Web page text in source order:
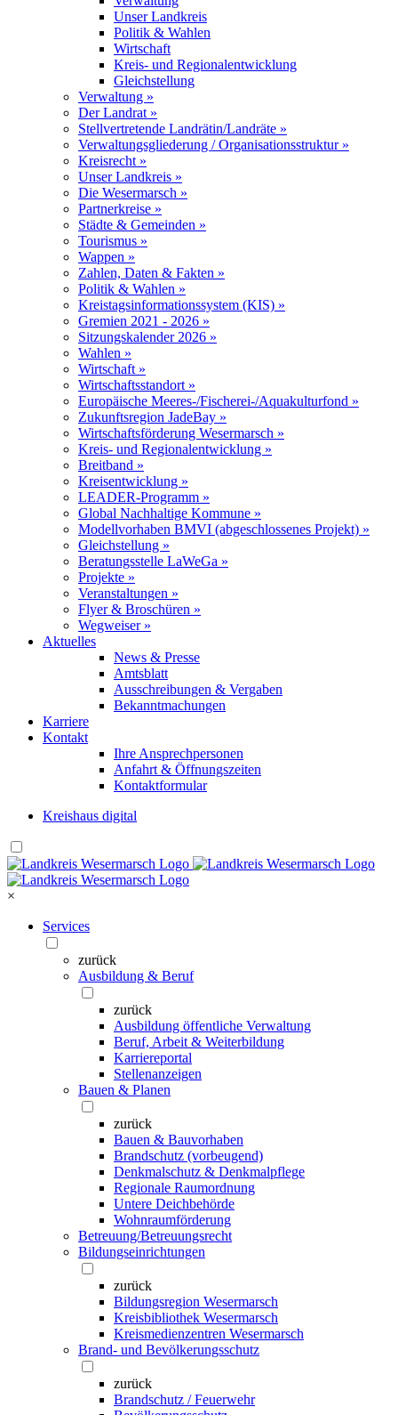
Unser Landkreis
Politik & Wahlen
Wirtschaft
Kreis- und Regionalentwicklung
Gleichstellung
Verwaltung »
Der Landrat »
Stellvertretende Landrätin/Landräte »
Verwaltungsgliederung / Organisationsstruktur »
Kreisrecht »
Unser Landkreis »
Die Wesermarsch »
Partnerkreise »
Städte & Gemeinden »
Tourismus »
Wappen »
Zahlen, Daten & Fakten »
Politik & Wahlen »
Kreistagsinformationssystem (KIS) »
Gremien 2021 - 2026 »
Sitzungskalender 2026 »
Wahlen »
Wirtschaft »
Wirtschaftsstandort »
Europäische Meeres-/Fischerei-/Aquakulturfond »
Zukunftsregion JadeBay »
Wirtschaftsförderung Wesermarsch »
Kreis- und Regionalentwicklung »
Breitband »
Kreisentwicklung »
LEADER-Programm »
Global Nachhaltige Kommune »
Modellvorhaben BMVI (abgeschlossenes Projekt) »
Gleichstellung »
Beratungsstelle LaWeGa »
Projekte »
Veranstaltungen »
Flyer & Broschüren »
Wegweiser »
Aktuelles
News & Presse
Amtsblatt
Ausschreibungen & Vergaben
Bekanntmachungen
Karriere
Kontakt
Ihre Ansprechpersonen
Anfahrt & Öffnungszeiten
Kontaktformular
Kreishaus digital
×
Services
zurück
Ausbildung & Beruf
zurück
Ausbildung öffentliche Verwaltung
Beruf, Arbeit & Weiterbildung
Karriereportal
Stellenanzeigen
Bauen & Planen
zurück
Bauen & Bauvorhaben
Brandschutz (vorbeugend)
Denkmalschutz & Denkmalpflege
Regionale Raumordnung
Untere Deichbehörde
Wohnraumförderung
Betreuung/Betreuungsrecht
Bildungseinrichtungen
zurück
Bildungsregion Wesermarsch
Kreisbibliothek Wesermarsch
Kreismedienzentren Wesermarsch
Brand- und Bevölkerungsschutz
zurück
Brandschutz / Feuerwehr